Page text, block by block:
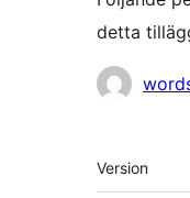
detta
Bidragande
Meta
Version